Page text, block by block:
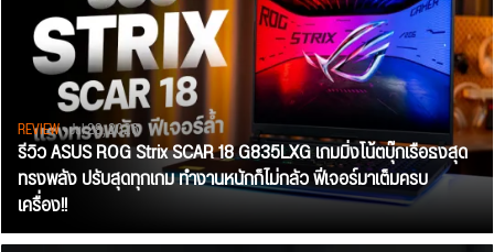
REVIEW• Jul 28, 2026
รีวิว ASUS ROG Strix SCAR 18 G835LXG เกมมิ่งโน้ตบุ๊กเรือธงสุด
ทรงพลัง ปรับสุดทุกเกม ทำงานหนักก็ไม่กลัว ฟีเจอร์มาเต็มครบ
เครื่อง!!